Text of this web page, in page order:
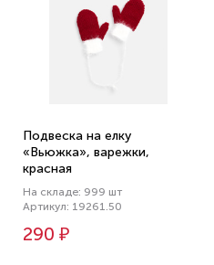
Подвеска на елку
«Вьюжка», варежки,
красная
На складе: 999 шт
Артикул: 19261.50
290 ₽